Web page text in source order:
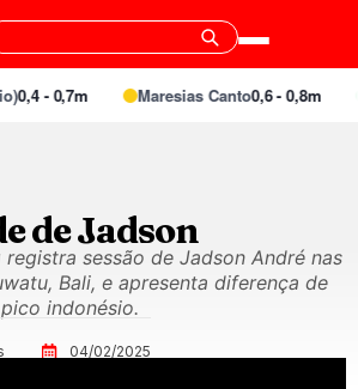
0,4 - 0,7m Maresias Canto0,6 - 0,8m
de Jadson
registra sessão de Jadson André nas
Bali, e apresenta diferença de
indonésio.
04/02/2025